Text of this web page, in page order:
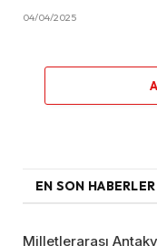
04/04/2025
EN SON HABERLER
Milletlerarası